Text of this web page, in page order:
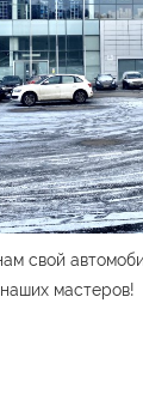
свой
мастеров!